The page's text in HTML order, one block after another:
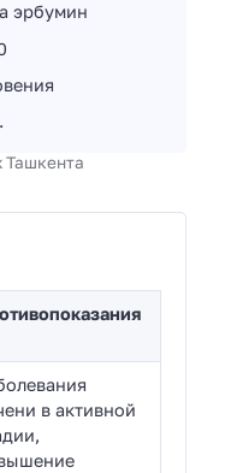
эрбумин
Ташкента
в активной